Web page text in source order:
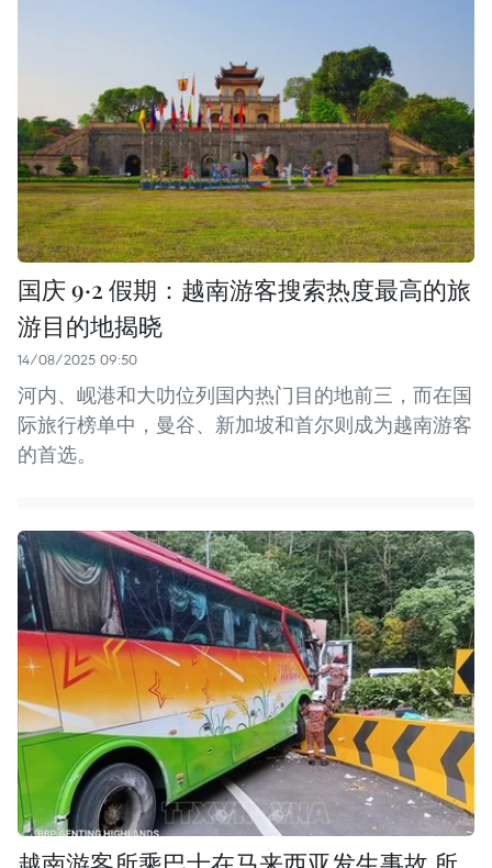
国庆 9·2 假期：越南游客搜索热度最高的旅
游目的地揭晓
14/08/2025 09:50
河内、岘港和大叻位列国内热门目的地前三，而在国
际旅行榜单中，曼谷、新加坡和首尔则成为越南游客
的首选。